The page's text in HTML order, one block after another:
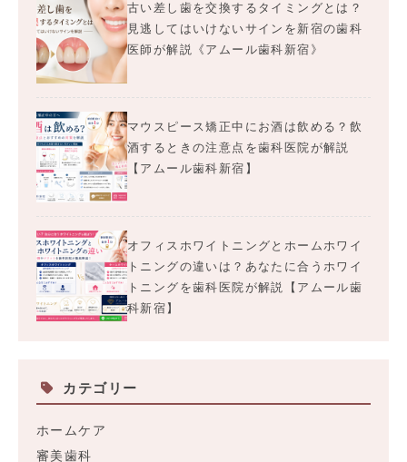
古い差し歯を交換するタイミングとは？
見逃してはいけないサインを新宿の歯科
医師が解説《アムール歯科新宿》
マウスピース矯正中にお酒は飲める？飲
酒するときの注意点を歯科医院が解説
【アムール歯科新宿】
オフィスホワイトニングとホームホワイ
トニングの違いは？あなたに合うホワイ
トニングを歯科医院が解説【アムール歯
科新宿】
カテゴリー
ホームケア
審美歯科